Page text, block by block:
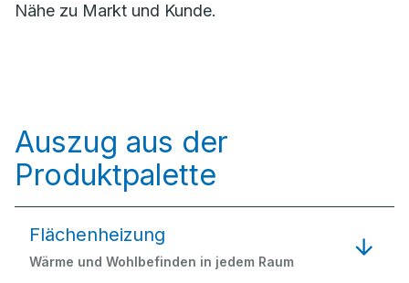
Nähe zu Markt und Kunde.
Auszug aus der
Produktpalette
Flächenheizung
Wärme und Wohlbefinden in jedem Raum